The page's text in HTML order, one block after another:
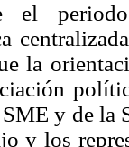
el
la
y de la
y los